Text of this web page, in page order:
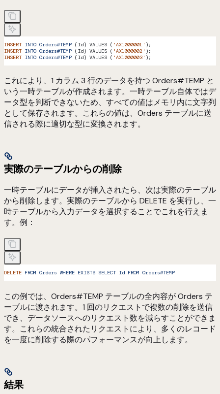
INSERT INTO Orders#TEMP (Id) VALUES ( 'AX1000001' );
INSERT INTO Orders#TEMP (Id) VALUES ( 'AX1000002' );
INSERT INTO Orders#TEMP (Id) VALUES ( 'AX1000003' );
これにより、1 カラム 3 行のデータを持つ Orders#TEMP と
いう一時テーブルが作成されます。一時テーブル自体ではデ
ータ型を判断できないため、すべての値はメモリ内に文字列
として保存されます。これらの値は、Orders テーブルに送
信される際に適切な型に変換されます。
実際のテーブルからの削除
一時テーブルにデータが挿入されたら、次は実際のテーブル
から削除します。実際のテーブルから DELETE を実行し、一
時テーブルから入力データを選択することでこれを行えま
す。例：
DELETE FROM Orders WHERE EXISTS SELECT Id FROM Orders#TEMP
この例では、Orders#TEMP テーブルの全内容が Orders テ
ーブルに渡されます。1 回のリクエストで複数の削除を送信
でき、データソースへのリクエスト数を減らすことができま
す。これらの統合されたリクエストにより、多くのレコード
を一度に削除する際のパフォーマンスが向上します。
結果